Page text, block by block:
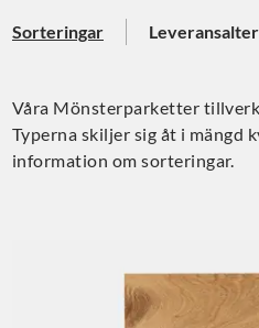
Sorteringar
Våra Mönsterparketter
Typerna skiljer sig åt i mängd
information om sorteringar.